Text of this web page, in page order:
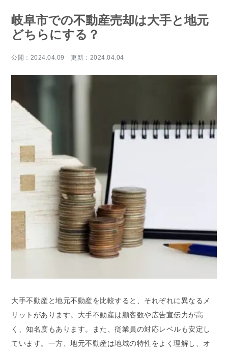
岐阜市での不動産売却は大手と地元
どちらにする？
公開：2024.04.09 更新：2024.04.04
大手不動産と地元不動産を比較すると、それぞれに異なるメ
リットがあります。大手不動産は顧客数や広告宣伝力が高
く、知名度もあります。また、従業員の対応レベルも安定し
ています。一方、地元不動産は地域の特性をよく理解し、オ